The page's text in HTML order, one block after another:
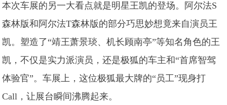
本次车展的另一大看点就是明星王凯的登场。阿尔法S
森林版和阿尔法T森林版的部分巧思妙想竟来自演员王
凯。塑造了“靖王萧景琰、机长顾南亭”等知名角色的王
凯，不仅是实力派演员，还是极狐的车主和“首席智驾
体验官”。车展上，这位极狐最大牌的“员工”现身打
Call，让展台瞬间沸腾起来。